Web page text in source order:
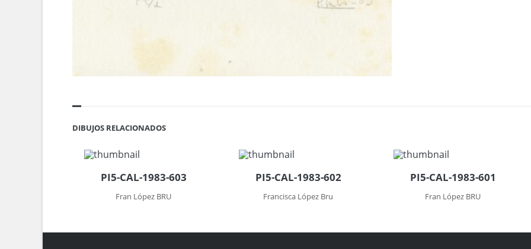
DIBUJOS RELACIONADOS
PI5-CAL-1983-603
Fran López BRU
PI5-CAL-1983-602
Francisca López Bru
PI5-CAL-1983-601
Fran López BRU